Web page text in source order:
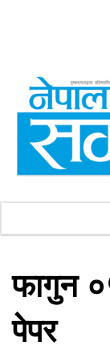
फागुन
पेपर